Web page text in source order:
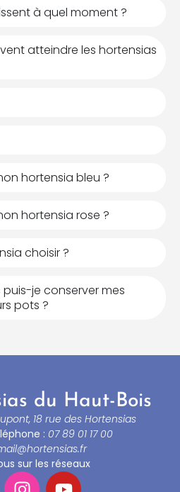
à quel moment ?
atteindre les hortensias
hortensia bleu ?
hortensia rose ?
choisir ?
je conserver mes
pots ?
du Haut-Bois
18 rue des Hortensias
: 07 89 01 17 00
sur les réseaux